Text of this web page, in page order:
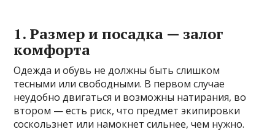
1. Размер и посадка — залог
комфорта
Одежда и обувь не должны быть слишком
тесными или свободными. В первом случае
неудобно двигаться и возможны натирания, во
втором — есть риск, что предмет экипировки
соскользнет или намокнет сильнее, чем нужно.